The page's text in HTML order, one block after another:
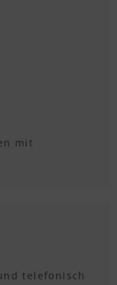
mit
telefonisch